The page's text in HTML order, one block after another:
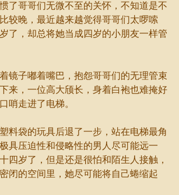
哥哥们无微不至的关怀，不知道是不
较晚，最近越来越觉得哥哥们太啰嗦
了，却总将她当成四岁的小朋友一样管
子嘟着嘴巴，抱怨哥哥们的无理管束
来，一位高大颀长，身着白袍也难掩好
哨走进了电梯。
袋的玩具后退了一步，站在电梯最角
具压迫性和侵略性的男人尽可能远一
四岁了，但是还是很怕和陌生人接触，
闭的空间里，她尽可能将自己蜷缩起